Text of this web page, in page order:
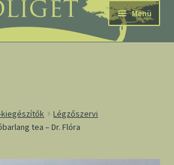
Menü
kiegészítők
Légzőszervi
tea – Dr. Flóra